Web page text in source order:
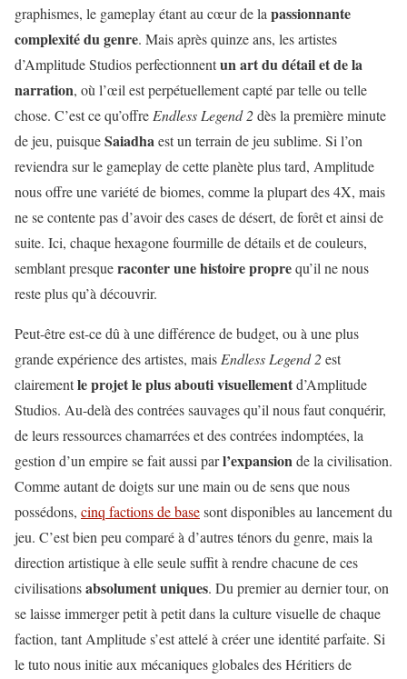
graphismes, le gameplay étant au cœur de lapassionnante
complexité du genre. Mais après quinze ans, les artistes
d’Amplitude Studios perfectionnentun art du détail et de la
narration, où l’œil est perpétuellement capté par telle ou telle
chose. C’est ce qu’offreEndless Legend 2dès la première minute
de jeu, puisqueSaiadhaest un terrain de jeu sublime. Si l’on
reviendra sur le gameplay de cette planète plus tard, Amplitude
nous offre une variété de biomes, comme la plupart des 4X, mais
ne se contente pas d’avoir des cases de désert, de forêt et ainsi de
suite. Ici, chaque hexagone fourmille de détails et de couleurs,
semblant presqueraconter une histoire proprequ’il ne nous
reste plus qu’à découvrir.
Peut-être est-ce dû à une différence de budget, ou à une plus
grande expérience des artistes, maisEndless Legend 2est
clairementle projet le plus abouti visuellementd’Amplitude
Studios. Au-delà des contrées sauvages qu’il nous faut conquérir,
de leurs ressources chamarrées et des contrées indomptées, la
gestion d’un empire se fait aussi parl’expansionde la civilisation.
Comme autant de doigts sur une main ou de sens que nous
possédons, cinq factions de basesont disponibles au lancement du
jeu. C’est bien peu comparé à d’autres ténors du genre, mais la
direction artistique à elle seule suffit à rendre chacune de ces
civilisationsabsolument uniques. Du premier au dernier tour, on
se laisse immerger petit à petit dans la culture visuelle de chaque
faction, tant Amplitude s’est attelé à créer une identité parfaite. Si
le tuto nous initie aux mécaniques globales des Héritiers de